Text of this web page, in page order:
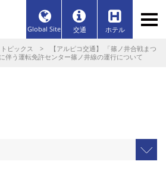
Global Site 交通 ホテル
トピックス > 【アルピコ交通】 「篠ノ井合戦まつ
伴う運転免許センター篠ノ井線の運行について